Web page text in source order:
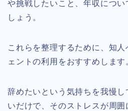
や挑戦したいこと、年収につい
しょう。
これらを整理するために、知
ェントの利用をおすすめします
辞めたいという気持ちを我慢
いだけで、そのストレスが周